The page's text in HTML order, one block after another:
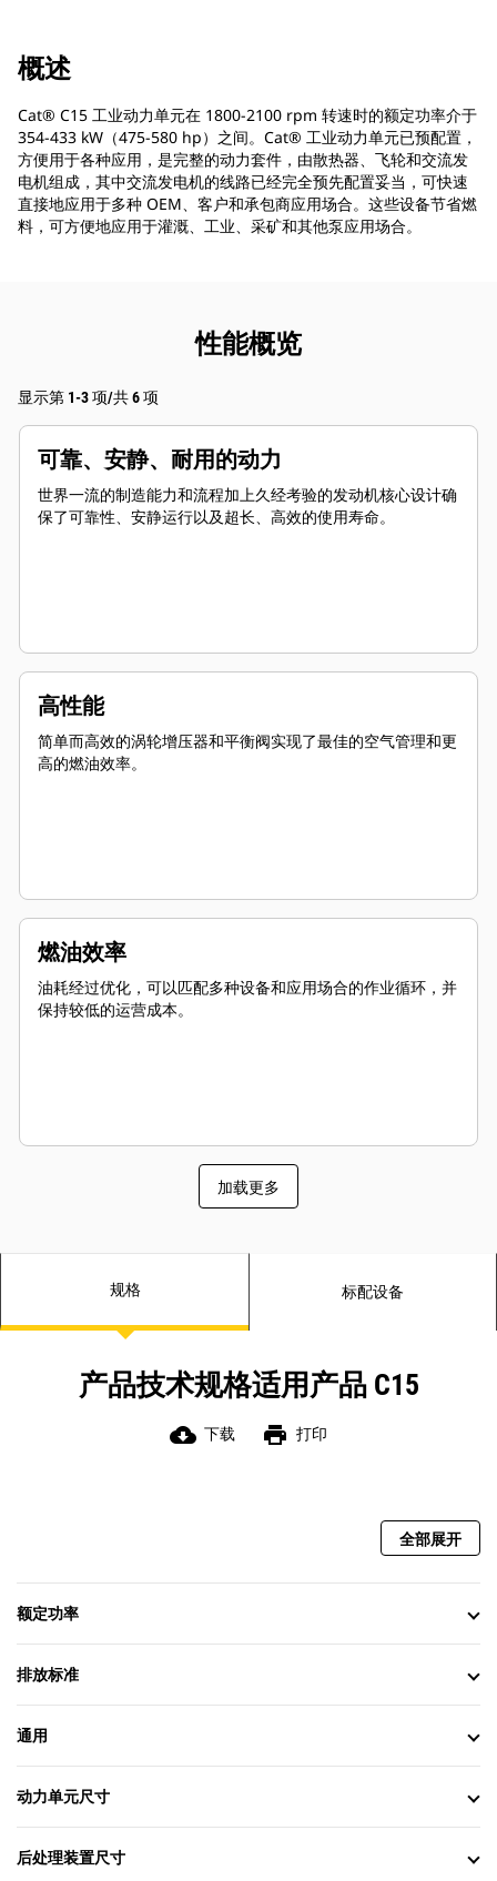
概述
Cat® C15 工业动力单元在 1800-2100 rpm 转速时的额定功率介于
354-433 kW（475-580 hp）之间。Cat® 工业动力单元已预配置，
方便用于各种应用，是完整的动力套件，由散热器、飞轮和交流发
电机组成，其中交流发电机的线路已经完全预先配置妥当，可快速
直接地应用于多种 OEM、客户和承包商应用场合。这些设备节省燃
料，可方便地应用于灌溉、工业、采矿和其他泵应用场合。
性能概览
显示第 1-3 项/共 6 项
可靠、安静、耐用的动力
世界一流的制造能力和流程加上久经考验的发动机核心设计确
保了可靠性、安静运行以及超长、高效的使用寿命。
高性能
简单而高效的涡轮增压器和平衡阀实现了最佳的空气管理和更
高的燃油效率。
燃油效率
油耗经过优化，可以匹配多种设备和应用场合的作业循环，并
保持较低的运营成本。
加载更多
规格 标配设备
产品技术规格适用产品 C15
cloud_download 下载 print 打印
全部展开
额定功率
排放标准
通用
动力单元尺寸
后处理装置尺寸